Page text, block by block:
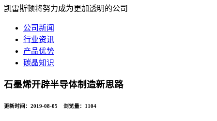
凯雷斯顿将努力成为更加透明的公司
公司新闻
行业资讯
产品优势
碳晶知识
石墨烯开辟半导体制造新思路
更新时间：2019-08-05 浏览量： 1104